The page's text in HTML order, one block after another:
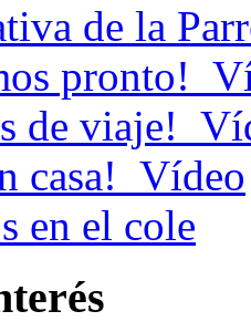
de la
de
casa!_Vídeo
en el cole